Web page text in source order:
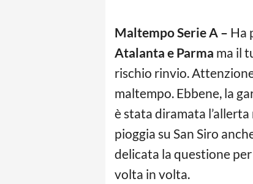
Maltempo Serie A – Ha
Atalanta e Parma ma il
rischio rinvio.
maltempo. Ebbene, la
è stata diramata
pioggia su San Siro
delicata la questione per
volta in volta.